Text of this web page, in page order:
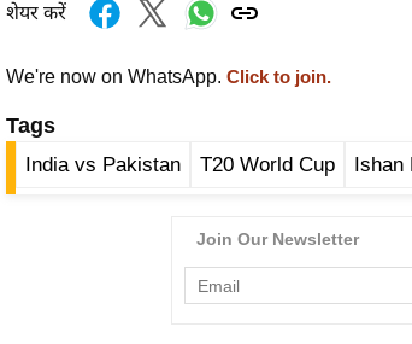
शेयर करें
We're now on WhatsApp. Click to join.
Tags
India vs Pakistan T20 World Cup Ishan